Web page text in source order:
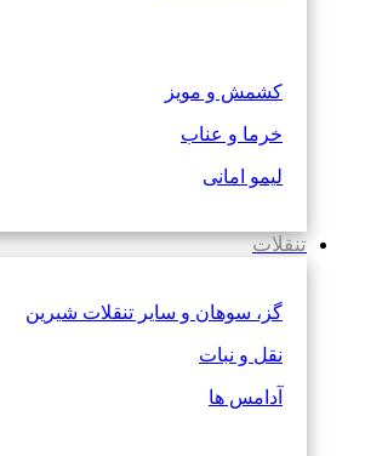
کشمش و مویز
خرما و عناب
لیمو امانی
تنقلات
گز، سوهان و سایر تنقلات شیرین
نقل و نبات
آدامس ها